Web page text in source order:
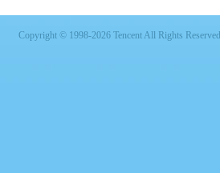
Copyright © 1998-2026 Tencent All Rights Reserved